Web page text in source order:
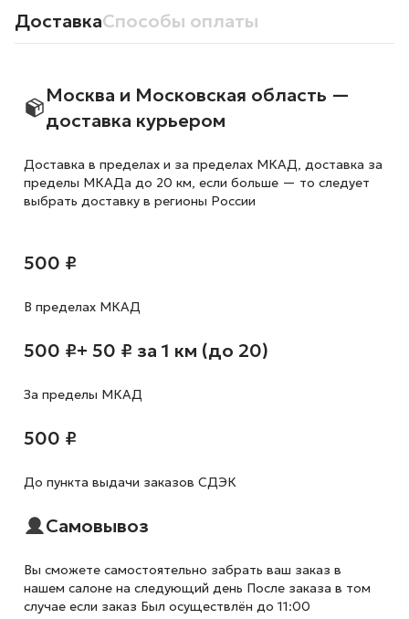
ДоставкаСпособы оплаты
Москва и Московская область —
доставка курьером
Доставка в пределах и за пределах МКАД, доставка за
пределы МКАДа до 20 км, если больше — то следует
выбрать доставку в регионы России
500 ₽
В пределах МКАД
500 ₽+ 50 ₽ за 1 км (до 20)
За пределы МКАД
500 ₽
До пункта выдачи заказов СДЭК
Самовывоз
Вы сможете самостоятельно забрать ваш заказ в
нашем салоне на следующий день После заказа в том
случае если заказ Был осуществлён до 11:00